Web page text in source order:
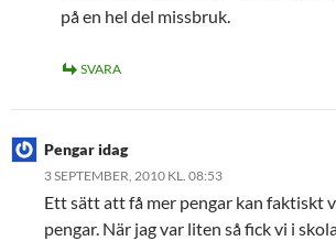
på en hel del missbruk.
SVARA
Pengar idag
3 SEPTEMBER, 2010 KL. 08:53
Ett sätt att få mer pengar kan faktiskt
pengar. När jag var liten så fick vi i